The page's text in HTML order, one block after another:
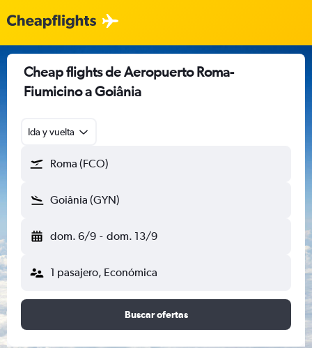
Cheap flights de Aeropuerto Roma-
Fiumicino a Goiânia
Ida y vuelta
Roma (FCO)
Goiânia (GYN)
dom. 6/9 - dom. 13/9
1 pasajero, Económica
Buscar ofertas